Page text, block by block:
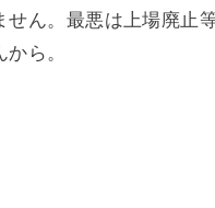
せん。最悪は上場廃止
ら。